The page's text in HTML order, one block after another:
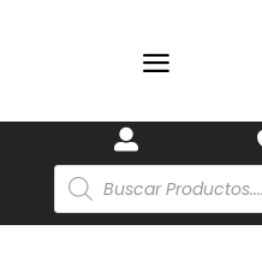
a

Búsqueda
de
productos